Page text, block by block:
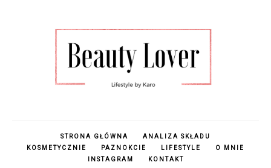
STRONA GŁÓWNA
ANALIZA SKŁADU
KOSMETYCZNIE
PAZNOKCIE LIFESTYLE
O MNIE
INSTAGRAM
KONTAKT